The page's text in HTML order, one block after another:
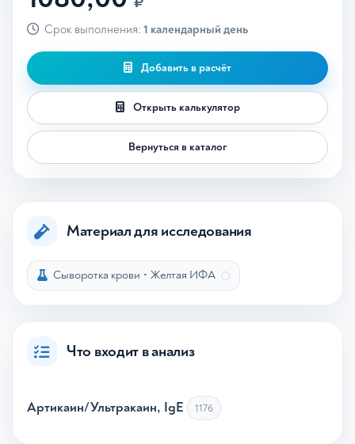
Срок выполнения: 1 календарный день
Добавить в расчёт
Открыть калькулятор
Вернуться в каталог
Материал для исследования
Сыворотка крови • Желтая ИФА
Что входит в анализ
Артикаин/Ультракаин, IgE 1176